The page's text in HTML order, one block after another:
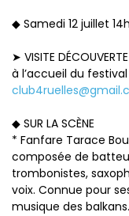
◆ Samedi 12 juillet
➤ VISITE
à l’accueil du
◆ SUR LA SCÈNE
* Fanfare Tarace
composée de
trombonistes,
voix. Connue pour
musique des